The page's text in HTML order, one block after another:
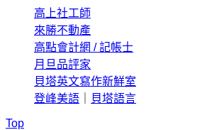
高上社工師
來勝不動產
高點會計網 / 記帳士
月旦品評家
貝塔英文寫作新鮮室
登峰美語
貝塔語言
Top